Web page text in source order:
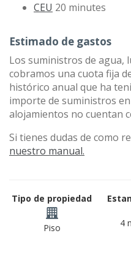
CEU 20 minutes
Estimado de gastos
Los suministros de agua,
cobramos una cuota fija
histórico anual que ha
importe de suministros
alojamientos no cuentan
Si tienes dudas de como
nuestro manual.
Tipo de propiedad
Piso 4